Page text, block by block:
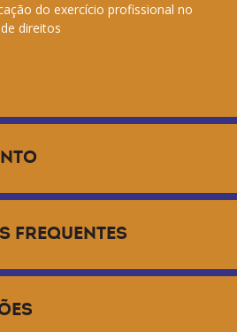
do exercício profissional no
direitos
FREQUENTES